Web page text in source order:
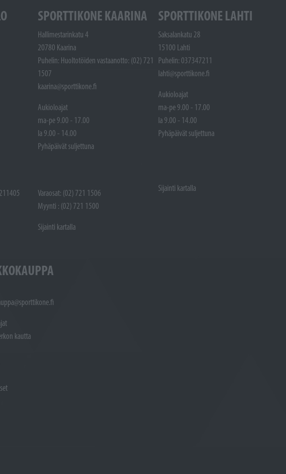
SPORTTIKONE KAARINA
Hallimestarinkatu 4
20780 Kaarina
Puhelin: Huoltotöiden vastaanotto: (02) 721
1507
kaarina@sporttikone.fi
Aukioloajat
ma-pe 9.00 - 17.00
la 9.00 - 14.00
Pyhäpäivät suljettuna
Varaosat: (02) 721 1506
Myynti : (02) 721 1500
Sijainti kartalla
SPORTTIKONE LAHTI
Saksalankatu 28
15100 Lahti
Puhelin: 037347211
lahti@sporttikone.fi
Aukioloajat
ma-pe 9.00 - 17.00
la 9.00 - 14.00
Pyhäpäivät suljettuna
Sijainti kartalla
kautta